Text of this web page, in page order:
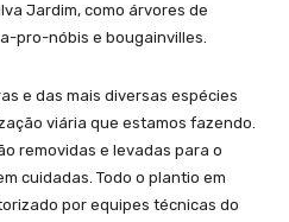
Jardim, como árvores de
pro-nóbis e bougainvilles.
e das mais diversas espécies
viária que estamos fazendo.
removidas e levadas para o
cuidadas. Todo o plantio em
por equipes técnicas do